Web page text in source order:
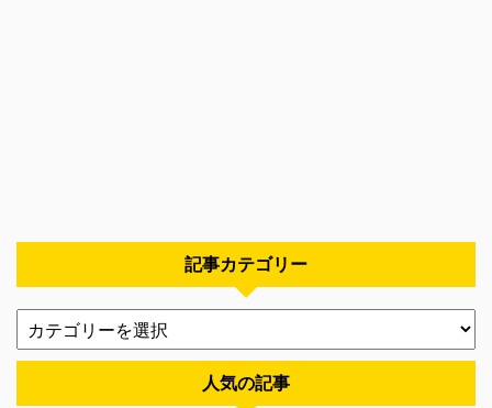
記事カテゴリー
人気の記事